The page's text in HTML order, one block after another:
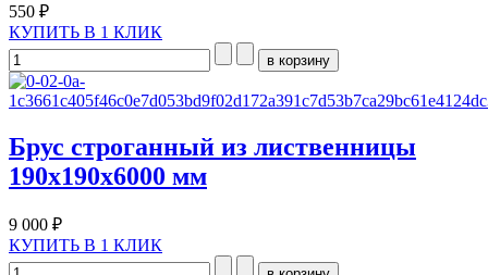
550 ₽
КУПИТЬ В 1 КЛИК
Брус строганный из лиственницы
190х190х6000 мм
9 000 ₽
КУПИТЬ В 1 КЛИК